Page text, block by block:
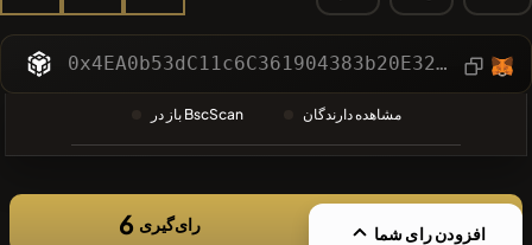
🔎 جستجوی
اخیر
اخیر موجود
0x4EA0b53dC11c6C361904383b20E321d1478C37ac
باز در BscScan مشاهده دارندگان
6 رای‌گیری افزودن رای شما